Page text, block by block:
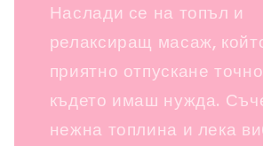
Наслади се на топъл и
релаксиращ масаж,
приятно отпускане
където имаш нужда.
нежна топлина и лека